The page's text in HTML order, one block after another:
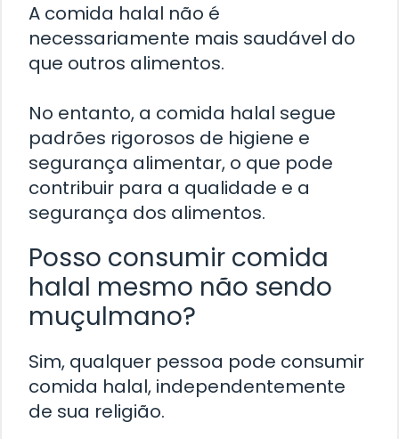
A comida halal não é
necessariamente mais saudável do
que outros alimentos.
No entanto, a comida halal segue
padrões rigorosos de higiene e
segurança alimentar, o que pode
contribuir para a qualidade e a
segurança dos alimentos.
Posso consumir comida
halal mesmo não sendo
muçulmano?
Sim, qualquer pessoa pode consumir
comida halal, independentemente
de sua religião.